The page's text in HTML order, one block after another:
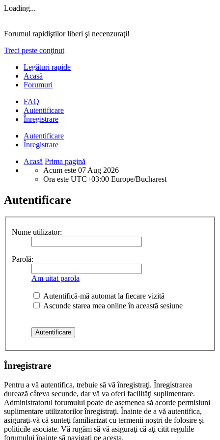
Loading...
Forumul rapidiştilor liberi şi necenzuraţi!
Treci peste conţinut
Legături rapide
Acasă
Forumuri
FAQ
Autentificare
Înregistrare
Autentificare
Înregistrare
Acasă Prima pagină
Acum este 07 Aug 2026
Ora este UTC+03:00 Europe/Bucharest
Autentificare
Nume utilizator:
Parolă:
Am uitat parola
Autentifică-mă automat la fiecare vizită
Ascunde starea mea online în această sesiune
Înregistrare
Pentru a vă autentifica, trebuie să vă înregistraţi. Înregistrarea
durează câteva secunde, dar vă va oferi facilităţi suplimentare.
Administratorul forumului poate de asemenea să acorde permisiuni
suplimentare utilizatorilor înregistraţi. Înainte de a vă autentifica,
asiguraţi-vă că sunteţi familiarizat cu termenii noştri de folosire şi
politicile asociate. Vă rugăm să vă asiguraţi că aţi citit regulile
forumului înainte să navigaţi pe acesta.